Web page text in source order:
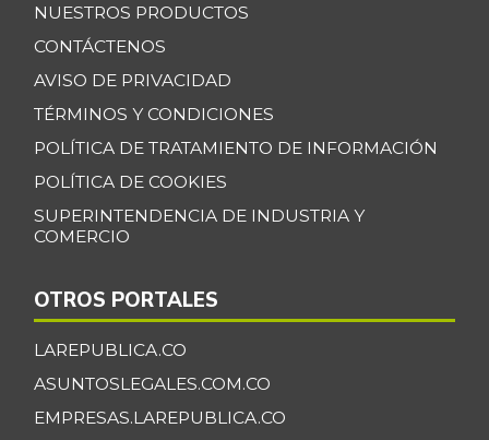
NUESTROS PRODUCTOS
CONTÁCTENOS
AVISO DE PRIVACIDAD
TÉRMINOS Y CONDICIONES
POLÍTICA DE TRATAMIENTO DE INFORMACIÓN
POLÍTICA DE COOKIES
SUPERINTENDENCIA DE INDUSTRIA Y
COMERCIO
OTROS PORTALES
LAREPUBLICA.CO
ASUNTOSLEGALES.COM.CO
EMPRESAS.LAREPUBLICA.CO